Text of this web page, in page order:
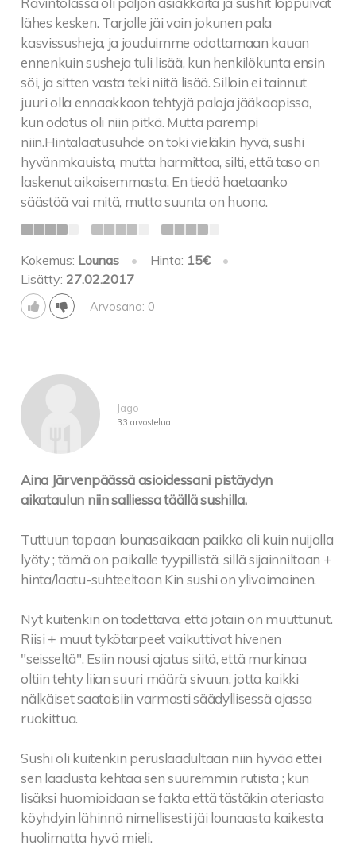
lähes kesken. Tarjolle jäi vain jokunen pala
kasvissusheja, ja jouduimme odottamaan kauan
ennenkuin susheja tuli lisää, kun henkilökunta ensin
söi, ja sitten vasta teki niitä lisää. Silloin ei tainnut
juuri olla ennaakkoon tehtyjä paloja jääkaapissa,
kun odotus oli niin pitkä. Mutta parempi
niin.Hintalaatusuhde on toki vieläkin hyvä, sushi
hyvänmkauista, mutta harmittaa, silti, että taso on
laskenut aikaisemmasta. En tiedä haetaanko
säästöä vai mitä, mutta suunta on huono.
Kokemus: Lounas • Hinta: 15€
•
Lisätty: 27.02.2017
Arvosana: 0
Jago
33 arvostelua
Aina Järvenpäässä asioidessani pistäydyn
aikataulun niin salliessa täällä sushilla.
Tuttuun tapaan lounasaikaan paikka oli kuin nuijalla
lyöty ; tämä on paikalle tyypillistä, sillä sijainniltaan +
hinta/laatu-suhteeltaan Kin sushi on ylivoimainen.
Nyt kuitenkin on todettava, että jotain on muuttunut.
Riisi + muut tykötarpeet vaikuttivat hivenen
"seisseltä". Esiin nousi ajatus siitä, että murkinaa
oltiin tehty liian suuri määrä sivuun, jotta kaikki
nälkäiset saataisiin varmasti säädyllisessä ajassa
ruokittua.
Sushi oli kuitenkin peruslaadultaan niin hyvää ettei
sen laadusta kehtaa sen suuremmin rutista ; kun
lisäksi huomioidaan se fakta että tästäkin ateriasta
köyhdyin lähinnä nimellisesti jäi lounaasta kaikesta
huolimatta hyvä mieli.